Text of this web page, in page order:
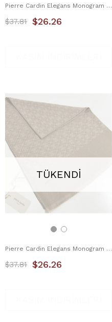
Pierre Cardin Elegans Monogram Şal 1090700-932
$26.26
$37.81
TÜKENDI
Pierre Cardin Elegans Monogram Şal 1090700-983
$26.26
$37.81